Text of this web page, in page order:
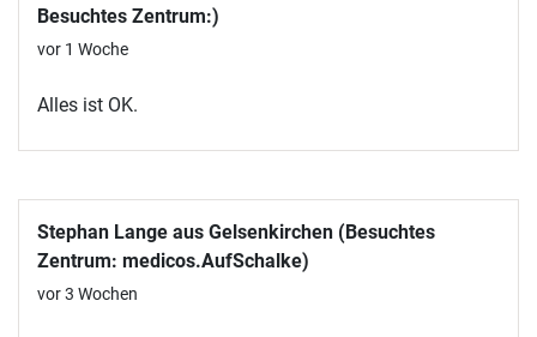
Besuchtes Zentrum:)
vor 1 Woche
Alles ist OK.
Stephan Lange aus Gelsenkirchen (Besuchtes
Zentrum: medicos.AufSchalke)
vor 3 Wochen